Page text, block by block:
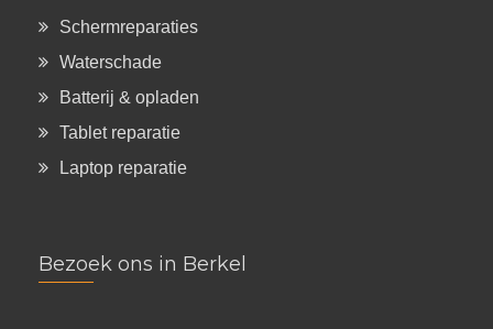
Schermreparaties
Waterschade
Batterij & opladen
Tablet reparatie
Laptop reparatie
Bezoek ons in Berkel